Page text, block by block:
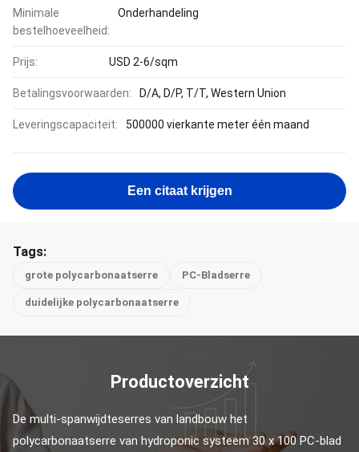
Minimale
bestelhoeveelheid:
Onderhandeling
Prijs: USD 2-6/sqm
Betalingsvoorwaarden: D/A, D/P, T/T, Western Union
Leveringscapaciteit: 500000 vierkante meter één maand
Een citaat krijgen
Tags:
grote polycarbonaatserre PC-Bladserre
duidelijke polycarbonaatserre
Productoverzicht
De multi-spanwijdteserres van landbouw het
polycarbonaatserre van hydroponic systeem 30 x 100 PC-blad